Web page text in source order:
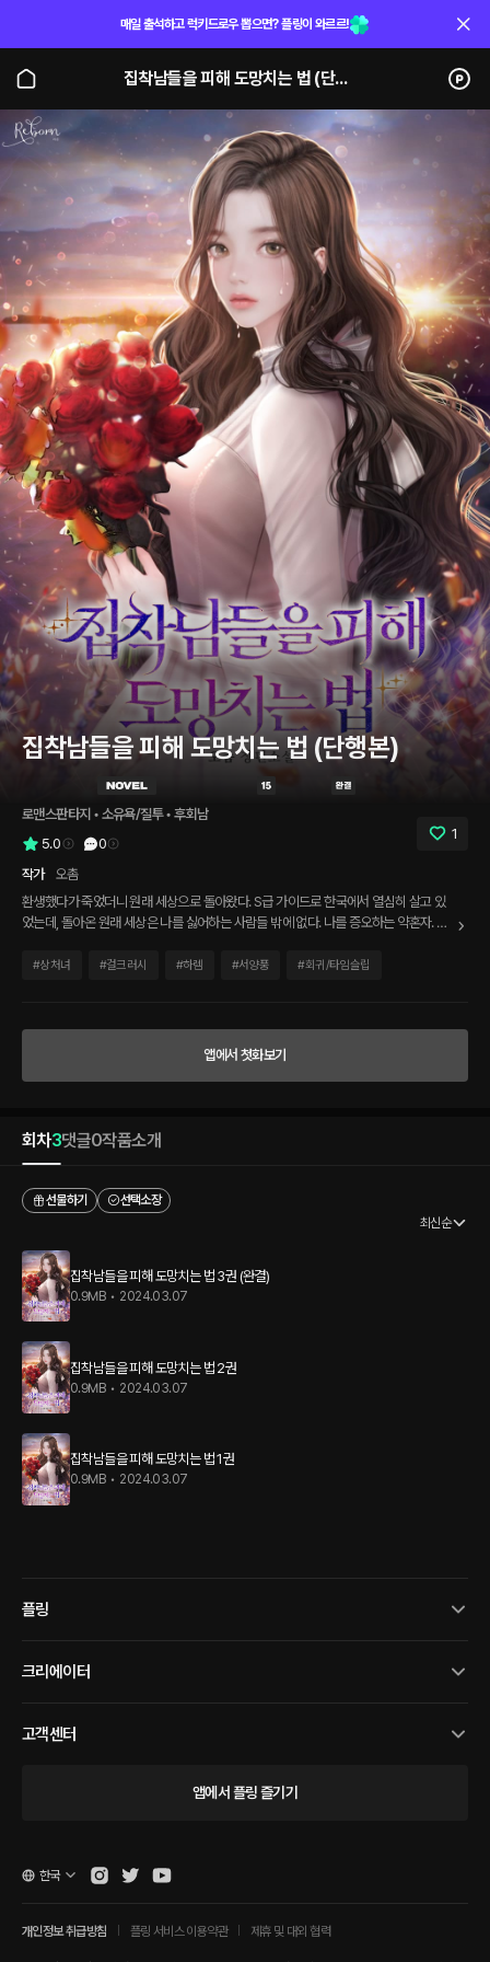
매일 출석하고 럭키드로우 뽑으면? 플링이 와르르!
집착남들을 피해 도망치는 법 (단행본)
집착남들을 피해 도망치는 법 (단행본)
로맨스판타지 • 소유욕/질투 • 후회남
5.0
0
1
작가
오촘
환생했다가 죽었더니 원래 세상으로 돌아왔다. S급 가이드로 한국에서 열심히 살고 있
었는데, 돌아온 원래 세상은 나를 싫어하는 사람들 밖에 없다. 나를 증오하는 약혼자. 나
하지만 큰 문제가 있었다. 내 가이딩 능력이 그들에게 통한다는 것이다. * * * 내가 싫어
번만 날 봐줘." "미안해, 용서 받지 못할 거란 걸 알아." 용서 받지 못할 짓은 하지 말았어
#상처녀 #걸크러시 #하렘 #서양풍 #회귀/타임슬립
앱에서 첫화보기
회차3댓글0작품소개
선물하기
선택소장
최신순
집착남들을 피해 도망치는 법 3권 (완결)
0.9MB • 2024.03.07
집착남들을 피해 도망치는 법 2권
0.9MB • 2024.03.07
집착남들을 피해 도망치는 법 1권
0.9MB • 2024.03.07
플링
크리에이터
고객센터
앱에서 플링 즐기기
개인정보 취급방침 플링 서비스 이용약관 제휴 및 대외 협력
한국